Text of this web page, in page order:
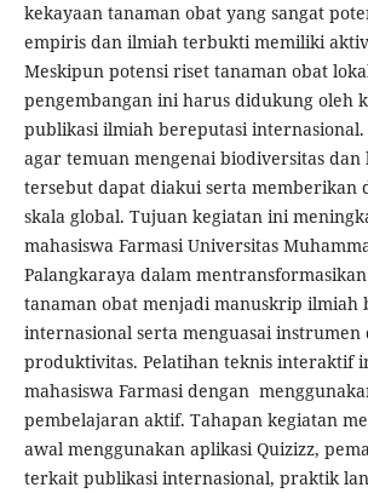
kekayaan tanaman obat yang sangat
empiris dan ilmiah terbukti memiliki
Meskipun potensi riset tanaman obat
pengembangan ini harus didukung oleh
publikasi ilmiah bereputasi
agar temuan mengenai biodiversitas dan
tersebut dapat diakui serta memberikan
skala global. Tujuan kegiatan ini
mahasiswa Farmasi Universitas
Palangkaraya dalam
tanaman obat menjadi manuskrip ilmiah
internasional serta menguasai
produktivitas. Pelatihan teknis interaktif
mahasiswa Farmasi dengan
pembelajaran aktif. Tahapan kegiatan
awal menggunakan aplikasi Quizizz,
terkait publikasi internasional, praktik